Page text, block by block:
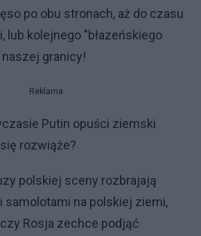
po obu stronach, aż do czasu
lub kolejnego "błazeńskiego
granicy!
Reklama
Putin opuści ziemski
rozwiąże?
polskiej sceny rozbrajają
samolotami na polskiej ziemi,
Rosja zechce podjąć